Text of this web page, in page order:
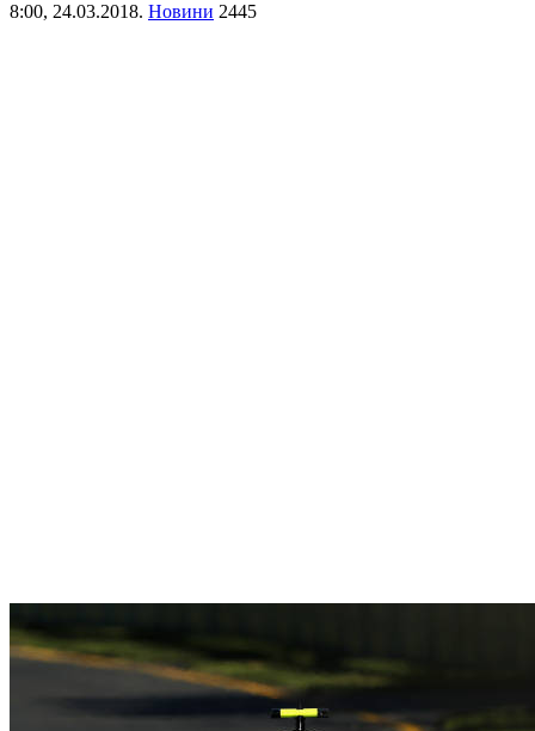
8:00, 24.03.2018. Новини 2445